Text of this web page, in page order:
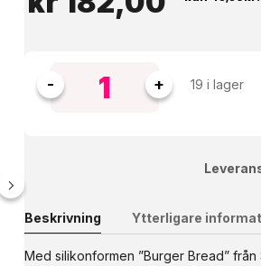
för den passionerade
19 i lager
Beskrivning Ytterligare
Med silikonformen ”Burger Bread”